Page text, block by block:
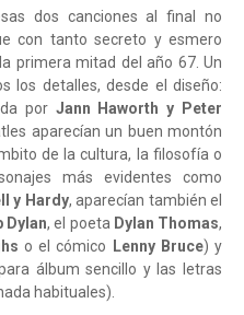
dos canciones al final no
con tanto secreto y esmero
primera mitad del año 67. Un
los detalles, desde el diseño:
por Jann Haworth y Peter
aparecían un buen montón
de la cultura, la filosofía o
más evidentes como
y Hardy, aparecían también el
Dylan, el poeta Dylan Thomas,
o el cómico Lenny Bruce) y
álbum sencillo y las letras
habituales).